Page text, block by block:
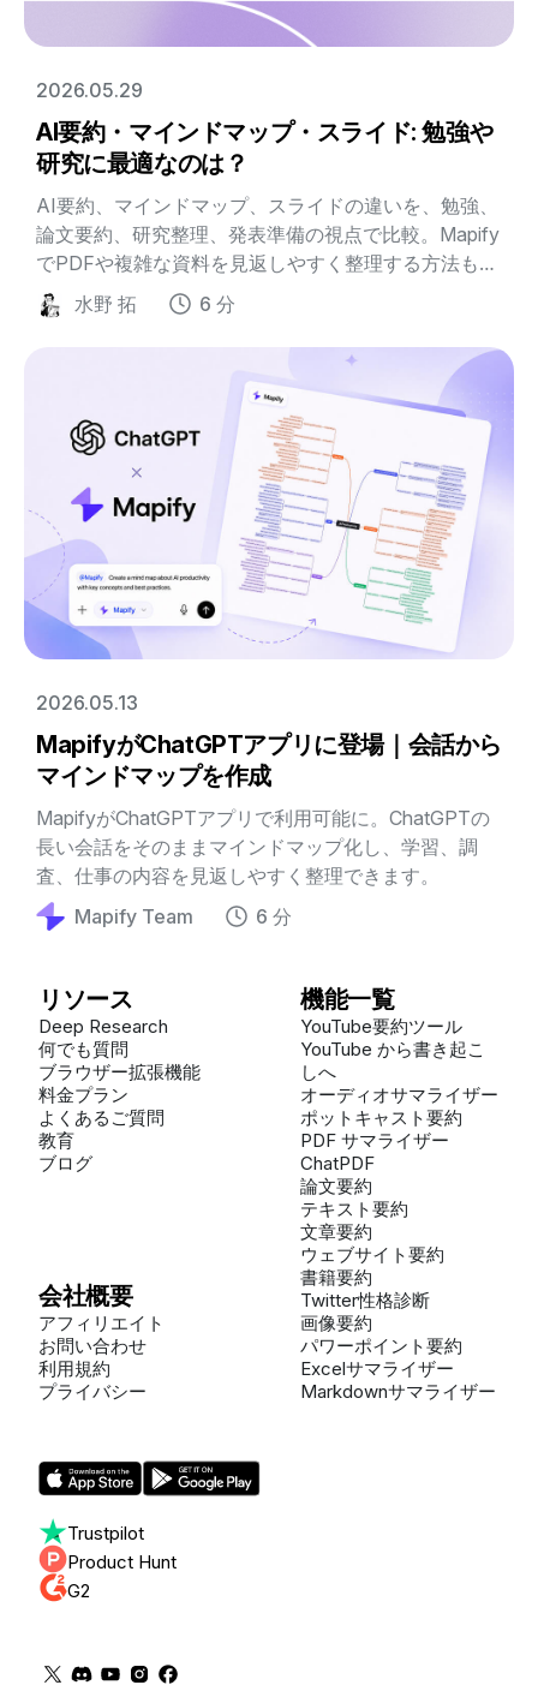
水野 拓 6 分
2026.05.29
AI要約・マインドマップ・スライド: 勉強や
研究に最適なのは？
AI要約、マインドマップ、スライドの違いを、勉強、
論文要約、研究整理、発表準備の視点で比較。Mapify
でPDFや複雑な資料を見返しやすく整理する方法もわ
かります。
Mapify Team 6 分
2026.05.13
MapifyがChatGPTアプリに登場｜会話から
マインドマップを作成
MapifyがChatGPTアプリで利用可能に。ChatGPTの
長い会話をそのままマインドマップ化し、学習、調
査、仕事の内容を見返しやすく整理できます。
Trustpilot
Product Hunt
G2
リソース
Deep Research
何でも質問
ブラウザー拡張機能
料金プラン
よくあるご質問
教育
ブログ
会社概要
アフィリエイト
お問い合わせ
利用規約
プライバシー
機能一覧
YouTube要約ツール
YouTube から書き起こ
しへ
オーディオサマライザー
ポットキャスト要約
PDF サマライザー
ChatPDF
論文要約
テキスト要約
文章要約
ウェブサイト要約
書籍要約
Twitter性格診断
画像要約
パワーポイント要約
Excelサマライザー
Markdownサマライザー